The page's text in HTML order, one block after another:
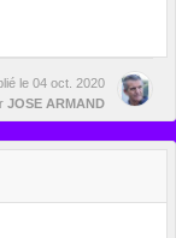
le 04 oct. 2020
JOSE ARMAND